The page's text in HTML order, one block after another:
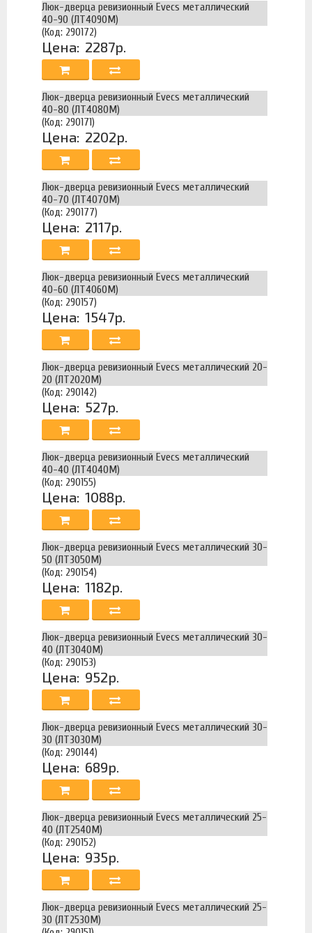
Люк-дверца ревизионный Evecs металлический
40-90 (ЛТ4090М)
(Код: 290172)
Цена: 2287р.
Люк-дверца ревизионный Evecs металлический
40-80 (ЛТ4080М)
(Код: 290171)
Цена: 2202р.
Люк-дверца ревизионный Evecs металлический
40-70 (ЛТ4070М)
(Код: 290177)
Цена: 2117р.
Люк-дверца ревизионный Evecs металлический
40-60 (ЛТ4060М)
(Код: 290157)
Цена: 1547р.
Люк-дверца ревизионный Evecs металлический 20-
20 (ЛТ2020М)
(Код: 290142)
Цена: 527р.
Люк-дверца ревизионный Evecs металлический
40-40 (ЛТ4040М)
(Код: 290155)
Цена: 1088р.
Люк-дверца ревизионный Evecs металлический 30-
50 (ЛТ3050М)
(Код: 290154)
Цена: 1182р.
Люк-дверца ревизионный Evecs металлический 30-
40 (ЛТ3040М)
(Код: 290153)
Цена: 952р.
Люк-дверца ревизионный Evecs металлический 30-
30 (ЛТ3030М)
(Код: 290144)
Цена: 689р.
Люк-дверца ревизионный Evecs металлический 25-
40 (ЛТ2540М)
(Код: 290152)
Цена: 935р.
Люк-дверца ревизионный Evecs металлический 25-
30 (ЛТ2530М)